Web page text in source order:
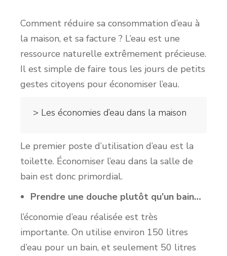
Comment réduire sa consommation d’eau à
la maison, et sa facture ? L’eau est une
ressource naturelle extrêmement précieuse.
Il est simple de faire tous les jours de petits
gestes citoyens pour économiser l’eau.
> Les économies d’eau dans la maison
Le premier poste d’utilisation d’eau est la
toilette. Économiser l’eau dans la salle de
bain est donc primordial.
Prendre une douche plutôt qu’un bain…
l’économie d’eau réalisée est très
importante. On utilise environ 150 litres
d’eau pour un bain, et seulement 50 litres